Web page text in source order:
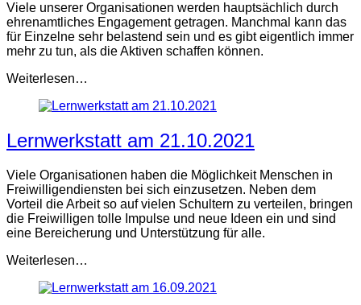
Viele unserer Organisationen werden hauptsächlich durch
ehrenamtliches Engagement getragen. Manchmal kann das
für Einzelne sehr belastend sein und es gibt eigentlich immer
mehr zu tun, als die Aktiven schaffen können.
Weiterlesen…
Lernwerkstatt am 21.10.2021
Viele Organisationen haben die Möglichkeit Menschen in
Freiwilligendiensten bei sich einzusetzen. Neben dem
Vorteil die Arbeit so auf vielen Schultern zu verteilen, bringen
die Freiwilligen tolle Impulse und neue Ideen ein und sind
eine Bereicherung und Unterstützung für alle.
Weiterlesen…